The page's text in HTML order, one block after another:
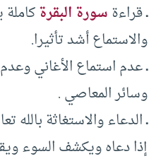
ـقراءةسورة البقرةكاملة
والاستماع أشد تأثيرا.
ـعدم استماع الأغاني وعدم
وسائر المعاصي .
ـالدعاء والاستغاثة
إذا دعاه ويكشف السوء